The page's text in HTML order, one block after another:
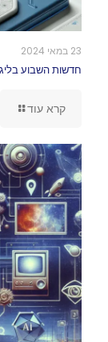
23 במאי 2024
חדשות השבוע
קרא עוד